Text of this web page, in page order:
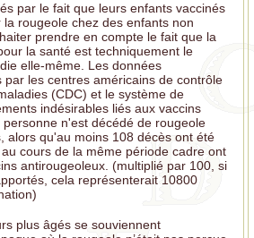
par le fait que leurs enfants vaccinés
rougeole chez des enfants non
prendre en compte le fait que la
la santé est techniquement le
elle-même. Les données
par les centres américains de contrôle
(CDC) et le système de
indésirables liés aux vaccins
personne n'est décédé de rougeole
alors qu'au moins 108 décès ont été
cours de la même période cadre ont
antirougeoleux. (multiplié par 100, si
cela représenterait 10800
plus âgés se souviennent